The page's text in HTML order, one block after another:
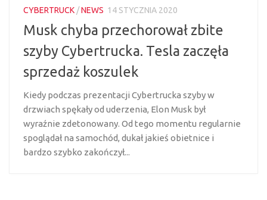
CYBERTRUCK /NEWS 14 STYCZNIA 2020
Musk chyba przechorował zbite
szyby Cybertrucka. Tesla zaczęła
sprzedaż koszulek
Kiedy podczas prezentacji Cybertrucka szyby w
drzwiach spękały od uderzenia, Elon Musk był
wyraźnie zdetonowany. Od tego momentu regularnie
spoglądał na samochód, dukał jakieś obietnice i
bardzo szybko zakończył...